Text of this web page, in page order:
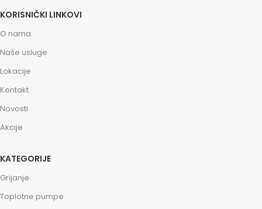
KORISNIČKI LINKOVI
O nama
Naše usluge
Lokacije
Kontakt
Novosti
Akcije
KATEGORIJE
Grijanje
Toplotne pumpe